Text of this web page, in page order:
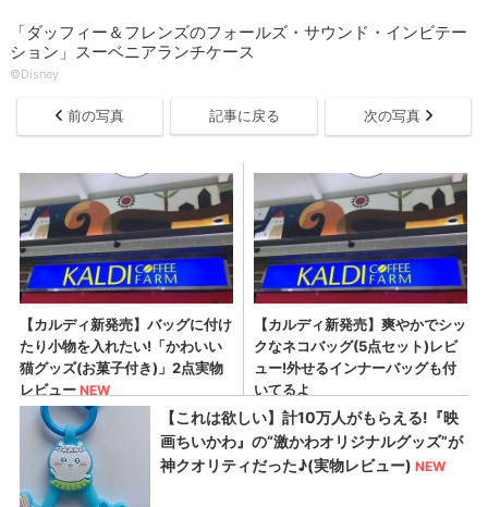
「ダッフィー＆フレンズのフォールズ・サウンド・インビテー
ション」スーベニアランチケース
©Disney
前の写真 記事に戻る 次の写真